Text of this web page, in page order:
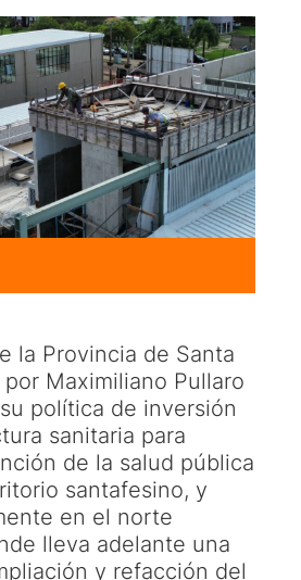
la Provincia de Santa
Maximiliano Pullaro
política de inversión
sanitaria para
de la salud pública
santafesino, y
en el norte
lleva adelante una
y refacción del